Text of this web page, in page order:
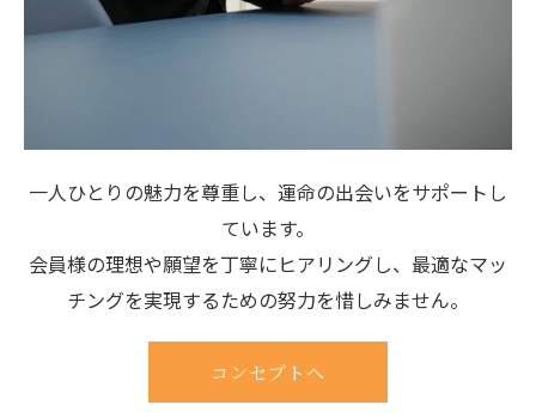
一人ひとりの魅力を尊重し、運命の出会いをサポートし
ています。
会員様の理想や願望を丁寧にヒアリングし、最適なマッ
チングを実現するための努力を惜しみません。
コンセプトへ